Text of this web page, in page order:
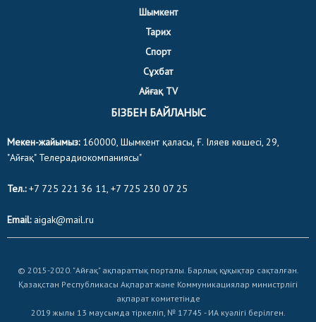
Шымкент
Тарих
Спорт
Сұхбат
Айғақ TV
БІЗБЕН БАЙЛАНЫС
Мекен-жайымыз:160000, Шымкент қаласы, Ғ. Іляев көшесі, 29,
"Айғақ" Телерадиокомпаниясы"
Тел.:+7 725 221 36 11, +7 725 230 07 25
Email:aigak@mail.ru
© 2015-2020. "Айғақ" ақпараттық порталы. Барлық құқықтар сақталған.
Қазақстан Республикасы Ақпарат және Коммуникациялар министрлігі
ақпарат комитетінде
2019 жылы 13 маусымда тіркеліп, № 17745 - ИА куәлігі берілген.